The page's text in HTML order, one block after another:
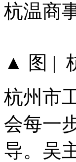
杭温商
▲ 图 |
杭州市
会每一
导。吴